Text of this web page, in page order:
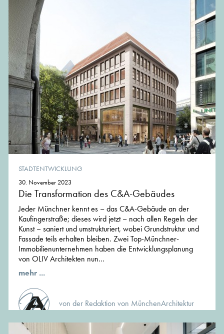
STADTENTWICKLUNG
30. November 2023
Die Transformation des C&A-Gebäudes
Jeder Münchner kennt es – das C&A-Gebäude an der
Kaufingerstraße; dieses wird jetzt – nach allen Regeln der
Kunst – saniert und umstrukturiert, wobei Grundstruktur und
Fassade teils erhalten bleiben. Zwei Top-Münchner-
Immobilienunternehmen haben die Entwicklungsplanung
von OLIV Architekten nun...
mehr ...
von der Redaktion von MünchenArchitektur